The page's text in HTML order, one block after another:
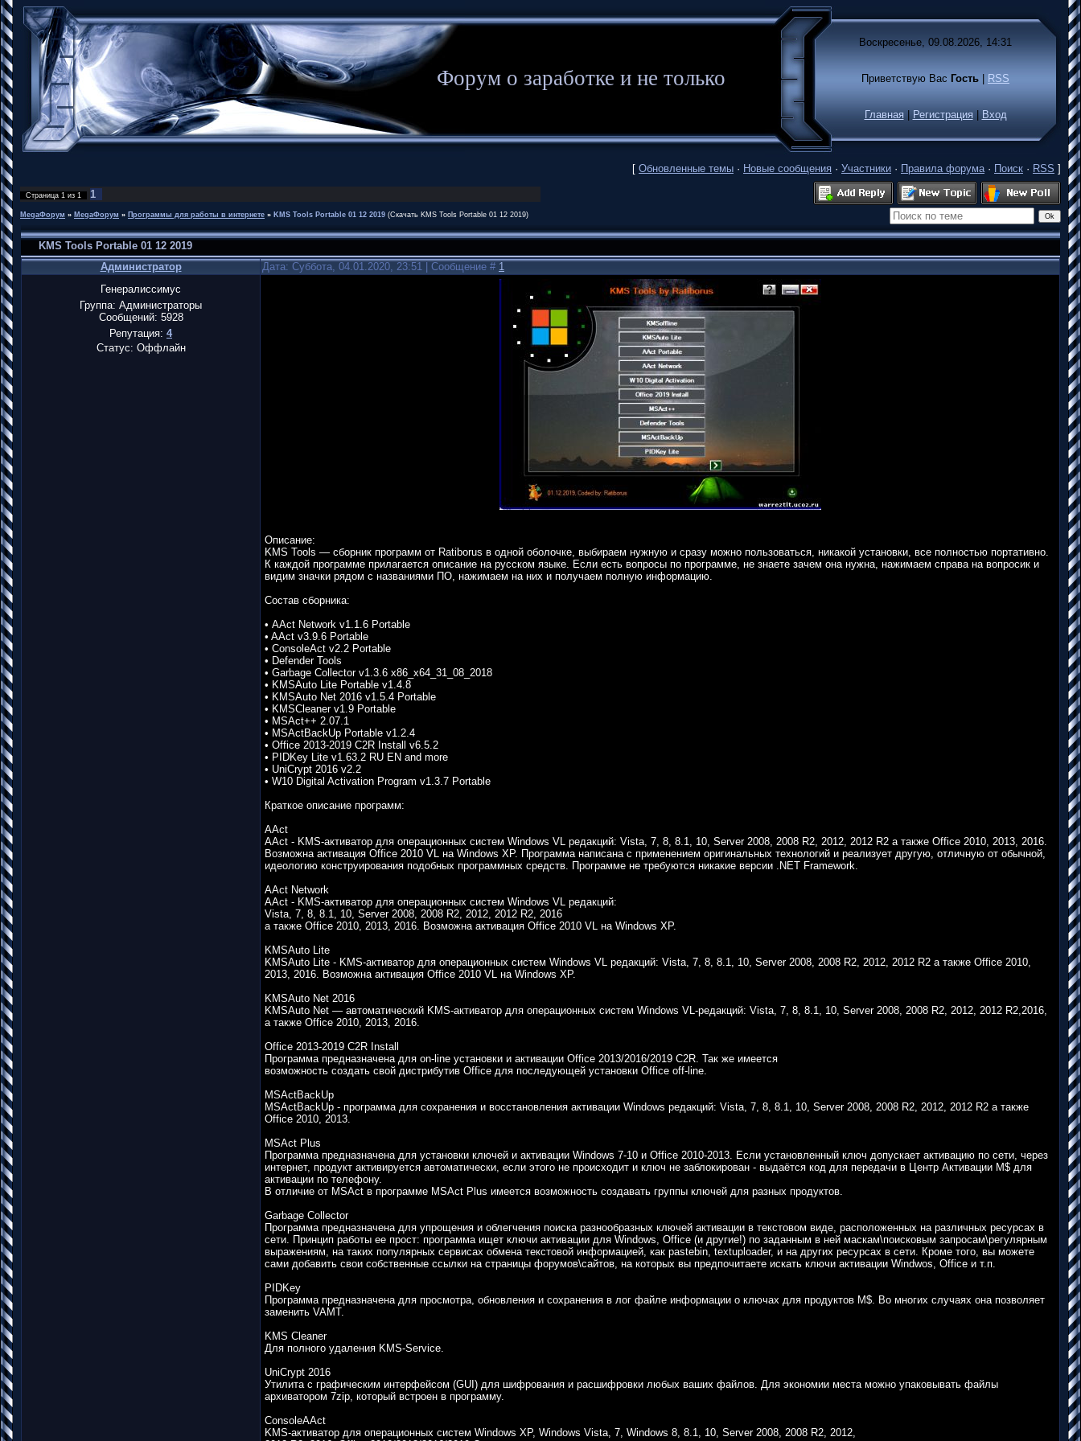
Форум о заработке и не только
Воскресенье, 09.08.2026, 14:31
Приветствую Вас Гость RSS
Главная Регистрация Вход
[ Обновленные темы · Новые сообщения · Участники · Правила форума· Поиск · RSS ]
Страница 1 из 1 1
MegaФорум » MegaФорум » Программы для работы в интернете » KMS Tools Portable 01 12 2019 (Скачать KMS Tools Portable 01 12 2019)
KMS Tools Portable 01 12 2019
Администратор
Дата: Суббота, 04.01.2020, 23:51 | Сообщение # 1
Генералиссимус
Группа: Администраторы
Сообщений: 5928
Репутация: 4
Статус: Оффлайн
Описание:
KMS Tools — сборник программ от Ratiborus в одной оболочке, выбираем нужную и сразу можно пользоваться, никакой установки, все полностью портативно.
К каждой программе прилагается описание на русском языке. Если есть вопросы по программе, не знаете зачем она нужна, нажимаем справа на вопросик и
видим значки рядом с названиями ПО, нажимаем на них и получаем полную информацию.
Состав сборника:
• AAct Network v1.1.6 Portable
• AAct v3.9.6 Portable
• ConsoleAct v2.2 Portable
• Defender Tools
• Garbage Collector v1.3.6 x86_x64_31_08_2018
• KMSAuto Lite Portable v1.4.8
• KMSAuto Net 2016 v1.5.4 Portable
• KMSCleaner v1.9 Portable
• MSAct++ 2.07.1
• MSActBackUp Portable v1.2.4
• Office 2013-2019 C2R Install v6.5.2
• PIDKey Lite v1.63.2 RU EN and more
• UniCrypt 2016 v2.2
• W10 Digital Activation Program v1.3.7 Portable
Краткое описание программ:
AAct
AAct - KMS-активатор для операционных систем Windows VL редакций: Vista, 7, 8, 8.1, 10, Server 2008, 2008 R2, 2012, 2012 R2 а также Office 2010, 2013, 2016.
Возможна активация Office 2010 VL на Windows XP. Программа написана с применением оригинальных технологий и реализует другую, отличную от обычной,
идеологию конструирования подобных программных средств. Программе не требуются никакие версии .NET Framework.
AAct Network
AAct - KMS-активатор для операционных систем Windows VL редакций:
Vista, 7, 8, 8.1, 10, Server 2008, 2008 R2, 2012, 2012 R2, 2016
а также Office 2010, 2013, 2016. Возможна активация Office 2010 VL на Windows XP.
KMSAuto Lite
KMSAuto Lite - KMS-активатор для операционных систем Windows VL редакций: Vista, 7, 8, 8.1, 10, Server 2008, 2008 R2, 2012, 2012 R2 а также Office 2010,
2013, 2016. Возможна активация Office 2010 VL на Windows XP.
KMSAuto Net 2016
KMSAuto Net — автоматический KMS-активатор для операционных систем Windows VL-редакций: Vista, 7, 8, 8.1, 10, Server 2008, 2008 R2, 2012, 2012 R2,2016,
а также Office 2010, 2013, 2016.
Office 2013-2019 C2R Install
Программа предназначена для on-line установки и активации Office 2013/2016/2019 C2R. Так же имеется
возможность создать свой дистрибутив Office для последующей установки Office off-line.
MSActBackUp
MSActBackUp - программа для сохранения и восстановления активации Windows редакций: Vista, 7, 8, 8.1, 10, Server 2008, 2008 R2, 2012, 2012 R2 а также
Office 2010, 2013.
MSAct Plus
Программа предназначена для установки ключей и активации Windows 7-10 и Office 2010-2013. Если установленный ключ допускает активацию по сети, через
интернет, продукт активируется автоматически, если этого не происходит и ключ не заблокирован - выдаётся код для передачи в Центр Активации M$ для
активации по телефону.
В отличие от MSAct в программе MSAct Plus имеется возможность создавать группы ключей для разных продуктов.
Garbage Collector
Программа предназначена для упрощения и облегчения поиска разнообразных ключей активации в текстовом виде, расположенных на различных ресурсах в
сети. Принцип работы ее прост: программа ищет ключи активации для Windows, Office (и другие!) по заданным в ней маскам\поисковым запросам\регулярным
выражениям, на таких популярных сервисах обмена текстовой информацией, как pastebin, textuploader, и на других ресурсах в сети. Кроме того, вы можете
сами добавить свои собственные ссылки на страницы форумов\сайтов, на которых вы предпочитаете искать ключи активации Windwos, Office и т.п.
PIDKey
Программа предназначена для просмотра, обновления и сохранения в лог файле информации о ключах для продуктов M$. Во многих случаях она позволяет
заменить VAMT.
KMS Cleaner
Для полного удаления KMS-Service.
UniCrypt 2016
Утилита с графическим интерфейсом (GUI) для шифрования и расшифровки любых ваших файлов. Для экономии места можно упаковывать файлы
архиватором 7zip, который встроен в программу.
ConsoleAAct
KMS-активатор для операционных систем Windows XP, Windows Vista, 7, Windows 8, 8.1, 10, Server 2008, 2008 R2, 2012,